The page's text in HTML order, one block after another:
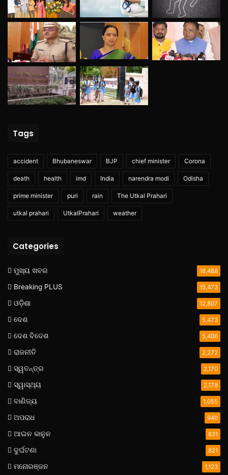
Tags
accident Bhubaneswar BJP chief minister Corona
death health imd India narendra modi Odisha
prime minister puri rain The Utkal Prahari
utkal prahari UtkalPrahari weather
Categories
ମୁଖ୍ୟ ଖବର 18,488
Breaking PLUS 15,473
ଓଡ଼ିଶା 12,807
ଦେଶ 5,473
ଦେଶ ବିଦେଶ 5,406
ରାଜନୀତି 2,272
ସ୍ୱତନ୍ତ୍ର 2,170
ସ୍ୱାସ୍ଥ୍ୟ 2,178
ବାଣିଜ୍ୟ 1,055
ଅପରାଧ 940
ଆଇନ କାନୁନ 831
ଦୁର୍ଘଟଣା 821
ମନୋରଞ୍ଜନ 1,123